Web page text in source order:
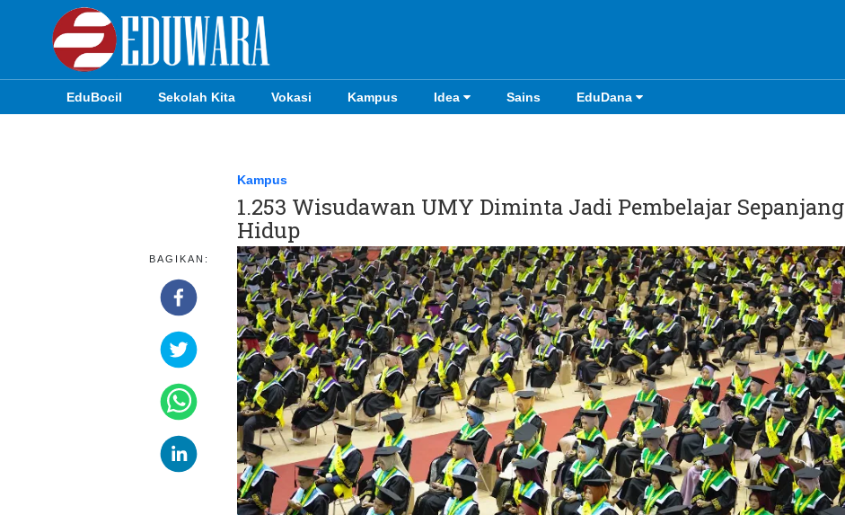
EduBocil Sekolah Kita Vokasi Kampus Idea Sains EduDana
Ikuti Kami di:
Kampus
1.253 Wisudawan UMY Diminta Jadi Pembelajar Sepanjang
Hidup
BAGIKAN: